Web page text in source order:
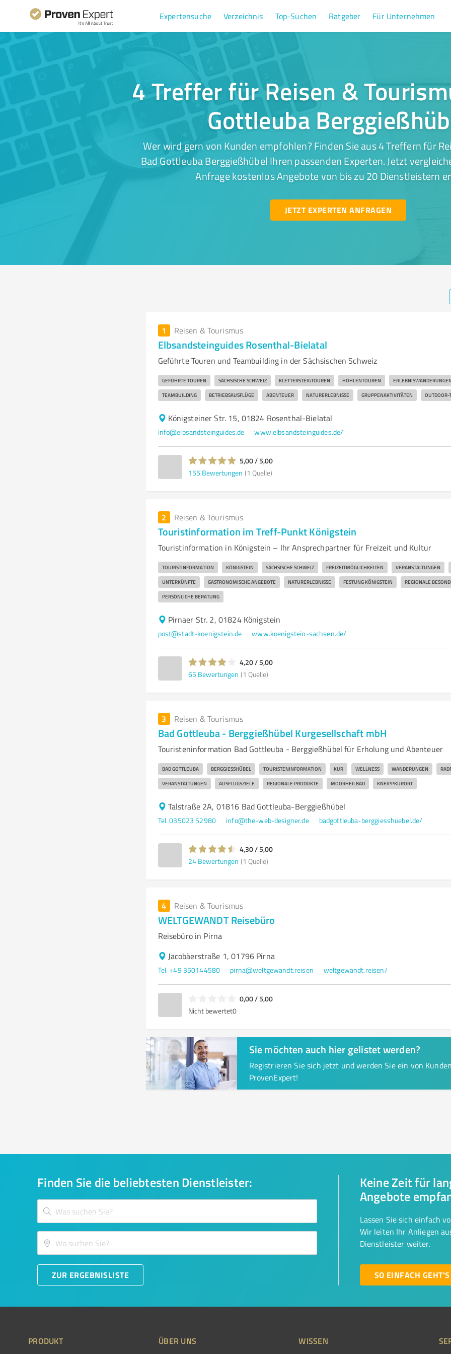
Expertensuche Verzeichnis Top-Suchen Ratgeber Für Unternehmen
4 Treffer für Reisen &
Gottleuba
Wer wird gern von Kunden empfohlen? Finden Sie aus 4 Treffern für
Bad Gottleuba Berggießhübel Ihren passenden Experten. Jetzt
Anfrage kostenlos Angebote von bis zu 20 Dienstleistern
JETZT EXPERTEN ANFRAGEN
1 Reisen & Tourismus
Elbsandsteinguides Rosenthal-Bielatal
Geführte Touren und Teambuilding in der Sächsischen Schweiz
GEFÜHRTE TOUREN SÄCHSISCHE SCHWEIZ KLETTERSTEIGTOUREN HÖHLENTOUREN ERLEBNISWANDERUNGEN
TEAMBUILDING BETRIEBSAUSFLÜGE ABENTEUER NATURERLEBNISSE GRUPPENAKTIVITÄTEN OUTDOOR-
Königsteiner Str. 15, 01824 Rosenthal-Bielatal
info@elbsandsteinguides.de www.elbsandsteinguides.de/
5,00 / 5,00
155 Bewertungen (1 Quelle)
2 Reisen & Tourismus
Touristinformation im Treff-Punkt Königstein
Touristinformation in Königstein – Ihr Ansprechpartner für Freizeit und Kultur
TOURISTINFORMATION KÖNIGSTEIN SÄCHSISCHE SCHWEIZ FREIZEITMÖGLICHKEITEN VERANSTALTUNGEN
UNTERKÜNFTE GASTRONOMISCHE ANGEBOTE NATURERLEBNISSE FESTUNG KÖNIGSTEIN REGIONALE
PERSÖNLICHE BERATUNG
Pirnaer Str. 2, 01824 Königstein
post@stadt-koenigstein.de www.koenigstein-sachsen.de/
4,20 / 5,00
65 Bewertungen (1 Quelle)
3 Reisen & Tourismus
Bad Gottleuba - Berggießhübel Kurgesellschaft mbH
Touristeninformation Bad Gottleuba - Berggießhübel für Erholung und Abenteuer
BAD GOTTLEUBA BERGGIESSHÜBEL TOURISTENINFORMATION KUR WELLNESS WANDERUNGEN
VERANSTALTUNGEN AUSFLUGSZIELE REGIONALE PRODUKTE MOORHEILBAD KNEIPPKURORT
Talstraße 2A, 01816 Bad Gottleuba-Berggießhübel
Tel. 035023 52980 info@the-web-designer.de badgottleuba-berggiesshuebel.de/
4,30 / 5,00
24 Bewertungen (1 Quelle)
4 Reisen & Tourismus
WELTGEWANDT Reisebüro
Reisebüro in Pirna
Jacobäerstraße 1, 01796 Pirna
Tel. +49 350144580 pirna@weltgewandt.reisen weltgewandt.reisen/
0,00 / 5,00
Nicht bewertet0
Sie möchten auch hier gelistet werden?
Registrieren Sie sich jetzt und werden Sie ein von
ProvenExpert!
Finden Sie die beliebtesten Dienstleister:
ZUR ERGEBNISLISTE
Keine Zeit für
Angebote
Lassen Sie sich einfach
Wir leiten Ihr Anliegen
Dienstleister weiter.
SO EINFACH GEHT'S
PRODUKT ÜBER UNS WISSEN